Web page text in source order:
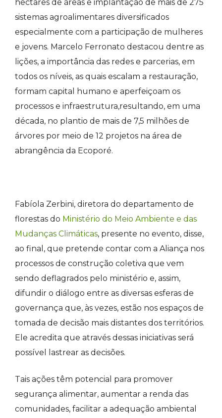
hectares de áreas e implantação de mais de 275
sistemas agroalimentares diversificados
especialmente com a participação de mulheres
e jovens. Marcelo Ferronato destacou dentre as
lições, a importância das redes e parcerias, em
todos os níveis, as quais escalam a restauração,
formam capital humano e aperfeiçoam os
processos e infraestrutura,resultando, em uma
década, no plantio de mais de 7,5 milhões de
árvores por meio de 12 projetos na área de
abrangência da Ecoporé.
Fabíola Zerbini, diretora do departamento de
florestas do Ministério do Meio Ambiente e das
Mudanças Climáticas, presente no evento, disse,
ao final, que pretende contar com a Aliança nos
processos de construção coletiva que vem
sendo deflagrados pelo ministério e, assim,
difundir o diálogo entre as diversas esferas de
governança que, às vezes, estão nos espaços de
tomada de decisão mais distantes dos territórios.
Ele acredita que através dessas iniciativas será
possível lastrear as decisões.
Tais ações têm potencial para promover
segurança alimentar, aumentar a renda das
comunidades, facilitar a adequação ambiental